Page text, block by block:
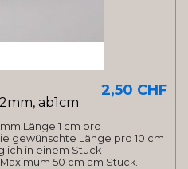
ab1cm
2,50 CHF
Länge 1 cm pro
gewünschte Länge pro 10 cm
in einem Stück
50 cm am Stück.